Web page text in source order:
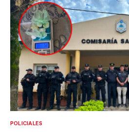
POLICIALES